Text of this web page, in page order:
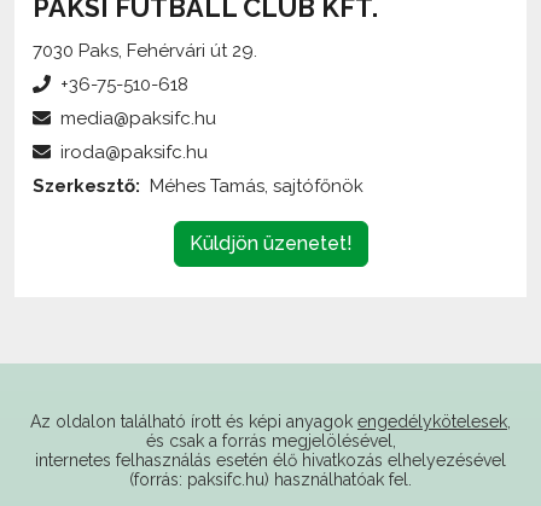
Küldjön üzenetet!
internetes felhasználás esetén élő hivatkozás elhelyezésével
(forrás: paksifc.hu) használhatóak fel.
Támogatóink